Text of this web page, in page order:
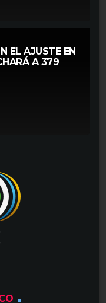
EL AJUSTE EN
A 379